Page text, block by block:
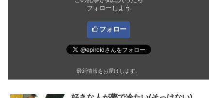
フォローしよう
フォロー
最新情報をお届けします。